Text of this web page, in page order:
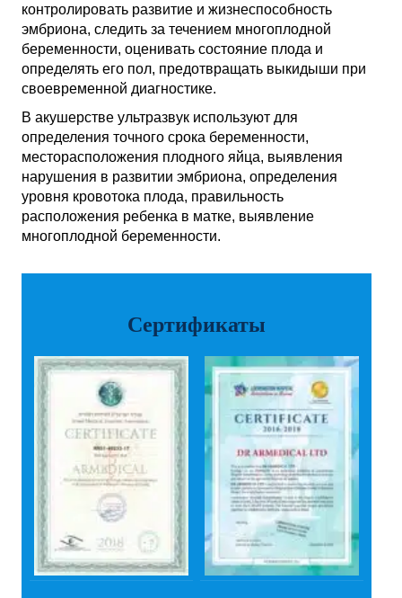
контролировать развитие и жизнеспособность
эмбриона, следить за течением многоплодной
беременности, оценивать состояние плода и
определять его пол, предотвращать выкидыши при
своевременной диагностике.
В акушерстве ультразвук используют для
определения точного срока беременности,
месторасположения плодного яйца, выявления
нарушения в развитии эмбриона, определения
уровня кровотока плода, правильность
расположения ребенка в матке, выявление
многоплодной беременности.
Сертификаты